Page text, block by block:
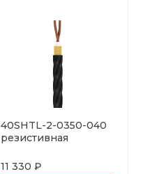
40SHTL-2-0350-040
резистивная
секция
11 330 ₽